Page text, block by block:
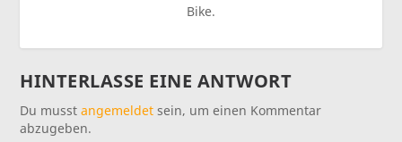
Bike.
HINTERLASSE EINE ANTWORT
Du musstangemeldet sein, um einen Kommentar
abzugeben.